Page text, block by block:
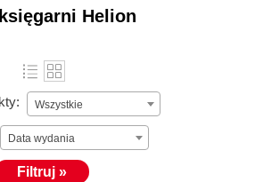
Helion
Wszystkie
Data wydania
Filtruj »